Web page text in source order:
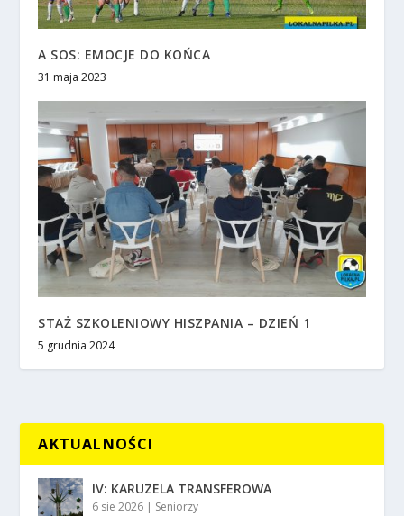
A SOS: EMOCJE DO KOŃCA
31 maja 2023
STAŻ SZKOLENIOWY HISZPANIA – DZIEŃ 1
5 grudnia 2024
AKTUALNOŚCI
IV: KARUZELA TRANSFEROWA
6 sie 2026 | Seniorzy